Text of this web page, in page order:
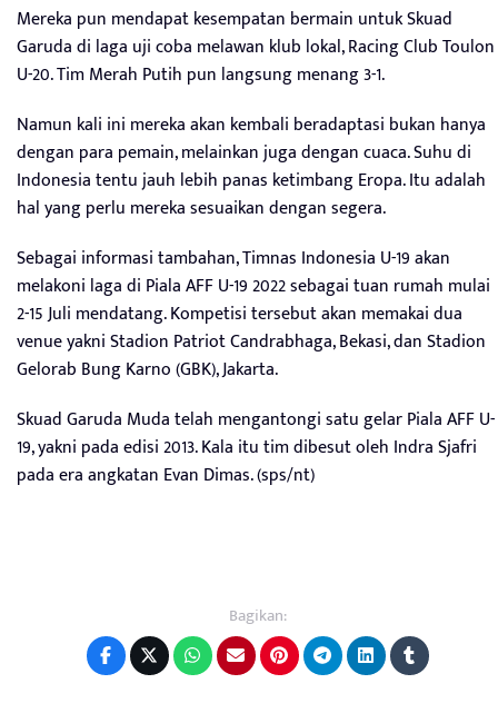
Mereka pun mendapat kesempatan bermain untuk Skuad
Garuda di laga uji coba melawan klub lokal, Racing Club Toulon
U-20. Tim Merah Putih pun langsung menang 3-1.
Namun kali ini mereka akan kembali beradaptasi bukan hanya
dengan para pemain, melainkan juga dengan cuaca. Suhu di
Indonesia tentu jauh lebih panas ketimbang Eropa. Itu adalah
hal yang perlu mereka sesuaikan dengan segera.
Sebagai informasi tambahan, Timnas Indonesia U-19 akan
melakoni laga di Piala AFF U-19 2022 sebagai tuan rumah mulai
2-15 Juli mendatang. Kompetisi tersebut akan memakai dua
venue yakni Stadion Patriot Candrabhaga, Bekasi, dan Stadion
Gelorab Bung Karno (GBK), Jakarta.
Skuad Garuda Muda telah mengantongi satu gelar Piala AFF U-
19, yakni pada edisi 2013. Kala itu tim dibesut oleh Indra Sjafri
pada era angkatan Evan Dimas. (sps/nt)
Bagikan: